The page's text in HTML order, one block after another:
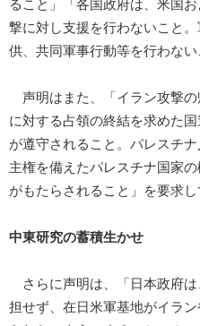
ること」「各国政府は、米国
撃に対し支援を行わないこと
供、共同軍事行動等を行わない
声明はまた、「イラン攻撃
に対する占領の終結を求めた国
が遵守されること。パレスチ
主権を備えたパレスチナ国家
がもたらされること」を要求し
中東研究の蓄積生かせ
さらに声明は、「日本政府
担せず、在日米軍基地がイラ